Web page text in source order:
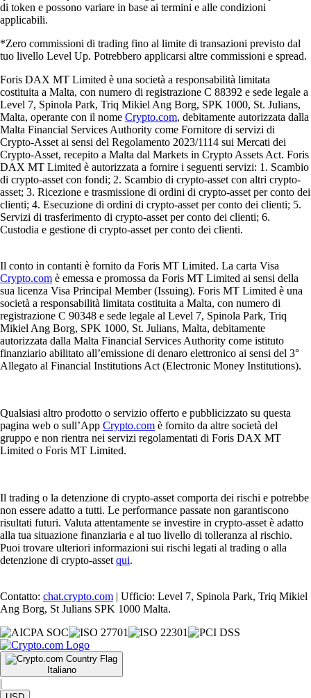
di token e possono variare in base ai termini e alle condizioni
applicabili.
*Zero commissioni di trading fino al limite di transazioni previsto dal
tuo livello Level Up. Potrebbero applicarsi altre commissioni e spread.
Foris DAX MT Limited è una società a responsabilità limitata
costituita a Malta, con numero di registrazione C 88392 e sede legale a
Level 7, Spinola Park, Triq Mikiel Ang Borg, SPK 1000, St. Julians,
Malta, operante con il nome Crypto.com, debitamente autorizzata dalla
Malta Financial Services Authority come Fornitore di servizi di
Crypto-Asset ai sensi del Regolamento 2023/1114 sui Mercati dei
Crypto-Asset, recepito a Malta dal Markets in Crypto Assets Act. Foris
DAX MT Limited è autorizzata a fornire i seguenti servizi: 1. Scambio
di crypto-asset con fondi; 2. Scambio di crypto-asset con altri crypto-
asset; 3. Ricezione e trasmissione di ordini di crypto-asset per conto dei
clienti; 4. Esecuzione di ordini di crypto-asset per conto dei clienti; 5.
Servizi di trasferimento di crypto-asset per conto dei clienti; 6.
Custodia e gestione di crypto-asset per conto dei clienti.
Il conto in contanti è fornito da Foris MT Limited. La carta Visa
Crypto.com è emessa e promossa da Foris MT Limited ai sensi della
sua licenza Visa Principal Member (Issuing). Foris MT Limited è una
società a responsabilità limitata costituita a Malta, con numero di
registrazione C 90348 e sede legale al Level 7, Spinola Park, Triq
Mikiel Ang Borg, SPK 1000, St. Julians, Malta, debitamente
autorizzata dalla Malta Financial Services Authority come istituto
finanziario abilitato all’emissione di denaro elettronico ai sensi del 3°
Allegato al Financial Institutions Act (Electronic Money Institutions).
Qualsiasi altro prodotto o servizio offerto e pubblicizzato su questa
pagina web o sull’App Crypto.com è fornito da altre società del
gruppo e non rientra nei servizi regolamentati di Foris DAX MT
Limited o Foris MT Limited.
Il trading o la detenzione di crypto-asset comporta dei rischi e potrebbe
non essere adatto a tutti. Le performance passate non garantiscono
risultati futuri. Valuta attentamente se investire in crypto-asset è adatto
alla tua situazione finanziaria e al tuo livello di tolleranza al rischio.
Puoi trovare ulteriori informazioni sui rischi legati al trading o alla
detenzione di crypto-asset qui.
Contatto: chat.crypto.com | Ufficio: Level 7, Spinola Park, Triq Mikiel
Ang Borg, St Julians SPK 1000 Malta.
Italiano
|